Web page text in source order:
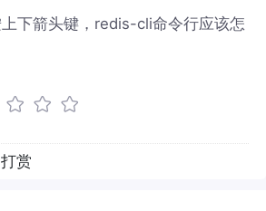
下箭头键，redis-cli命令行应该怎
打赏